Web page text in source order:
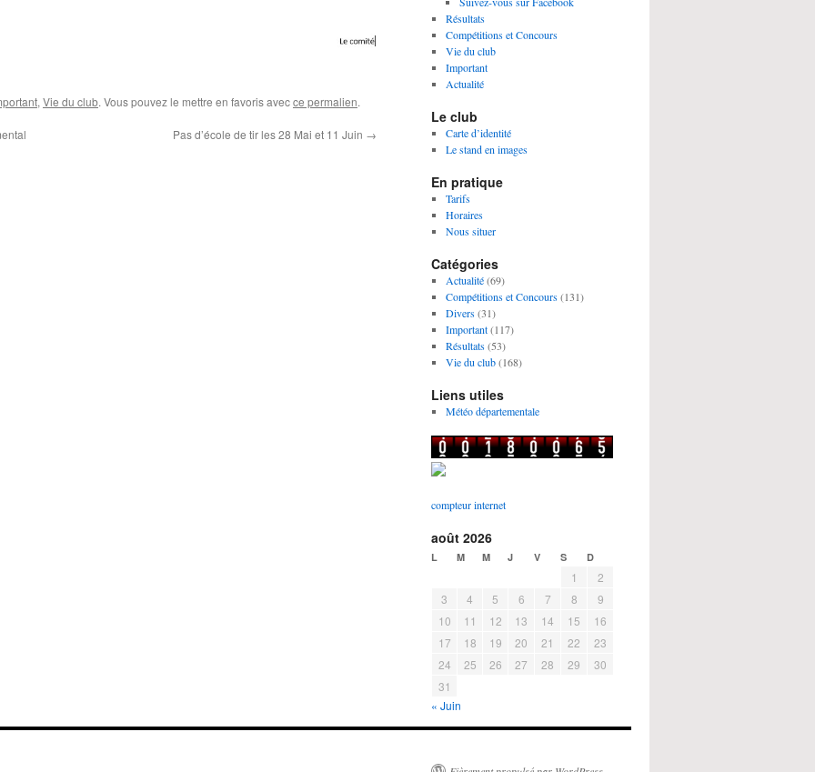
, Vie du club. Vous pouvez le mettre en favoris avecce permalien.
Pas d’école de tir les 28 Mai et 11 Juin →
Résultats
Compétitions et Concours
Vie du club
Important
Actualité
Le club
Carte d’identité
Le stand en images
En pratique
Tarifs
Horaires
Nous situer
Catégories
Actualité(69)
Compétitions et Concours(131)
Divers(31)
Important(117)
Résultats(53)
Vie du club(168)
Liens utiles
Météo départementale
compteur internet
août 2026
L M M J V S D
1
2
3
4 5 6 7 8
9
10
11 12 13 14 15
16
17
18 19 20 21 22
23
24
25 26 27 28 29
30
31
« Juin